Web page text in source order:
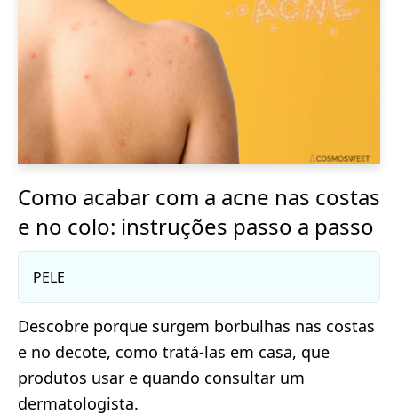
Como acabar com a acne nas costas
e no colo: instruções passo a passo
PELE
Descobre porque surgem borbulhas nas costas
e no decote, como tratá-las em casa, que
produtos usar e quando consultar um
dermatologista.